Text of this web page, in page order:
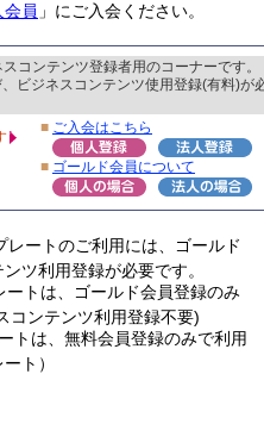
会員 」にご入会ください。
コンテンツ登録者用のコーナーです。
ビジネスコンテンツ使用登録(有料)が
■ ご入会はこちら
■ ゴールド会員について
レートのご利用には、ゴールド
ツ利用登録が必要です。
ートは、ゴールド会員登録のみ
コンテンツ利用登録不要)
トは、無料会員登録のみで利用
ト）